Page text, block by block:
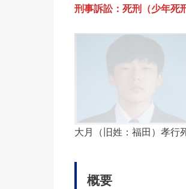
刑事訴訟：死刑（少年死
大月（旧姓：福田）孝行
概要